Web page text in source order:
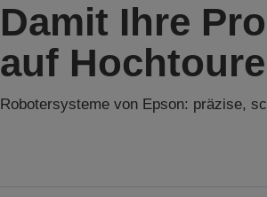
Damit Ihre
auf
Robotersysteme von Epson: präzise,